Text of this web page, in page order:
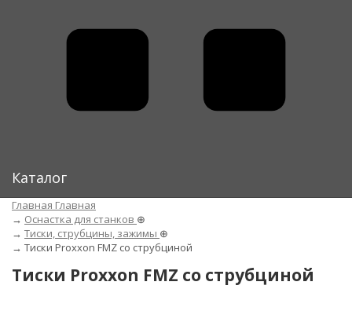
Каталог
Главная Главная
→ Оснастка для станков ⊕
→ Тиски, струбцины, зажимы ⊕
→ Тиски Proxxon FMZ со струбциной
Тиски Proxxon FMZ со струбциной